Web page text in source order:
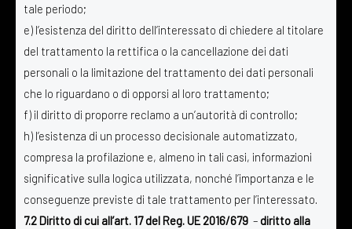
tale periodo;
e) l’esistenza del diritto dell’interessato di chiedere al titolare
del trattamento la rettifica o la cancellazione dei dati
personali o la limitazione del trattamento dei dati personali
che lo riguardano o di opporsi al loro trattamento;
f) il diritto di proporre reclamo a un’autorità di controllo;
h) l’esistenza di un processo decisionale automatizzato,
compresa la profilazione e, almeno in tali casi, informazioni
significative sulla logica utilizzata, nonché l’importanza e le
conseguenze previste di tale trattamento per l’interessato.
7.2 Diritto di cui all’art. 17 del Reg. UE 2016/679 –diritto alla